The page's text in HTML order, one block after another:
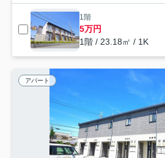
1階
5万円
1階 / 23.18㎡ / 1K
アパート